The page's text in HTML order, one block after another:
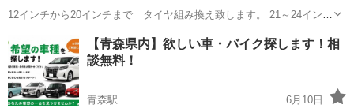
12インチから20インチまで タイヤ組み換え致します。 21～24インチ
は要相談願います。 組み換え基本料金は 一本500円～ その他 廃
タイヤは一本500円 バランスは一本500円～ となりますので相...
八戸市 その他 タイヤ
【青森県内】欲しい車・バイク探します！相
談無料！
青森駅
6月10日